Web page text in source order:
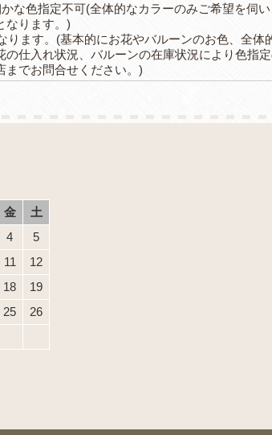
な色指定不可(全体的なカラーのみご希望を伺
なります。)
ります。(基本的にお花やバルーンのお色、全体
仕入れ状況、バルーンの在庫状況により色指
までお問合せください。)
金
土
4
5
11
12
18
19
25
26